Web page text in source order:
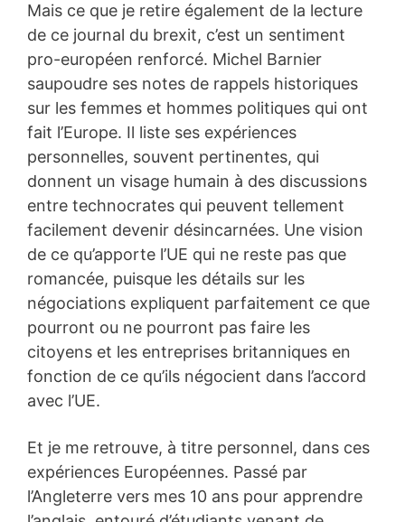
Mais ce que je retire également de la lecture
de ce journal du brexit, c’est un sentiment
pro-européen renforcé. Michel Barnier
saupoudre ses notes de rappels historiques
sur les femmes et hommes politiques qui ont
fait l’Europe. Il liste ses expériences
personnelles, souvent pertinentes, qui
donnent un visage humain à des discussions
entre technocrates qui peuvent tellement
facilement devenir désincarnées. Une vision
de ce qu’apporte l’UE qui ne reste pas que
romancée, puisque les détails sur les
négociations expliquent parfaitement ce que
pourront ou ne pourront pas faire les
citoyens et les entreprises britanniques en
fonction de ce qu’ils négocient dans l’accord
avec l’UE.
Et je me retrouve, à titre personnel, dans ces
expériences Européennes. Passé par
l’Angleterre vers mes 10 ans pour apprendre